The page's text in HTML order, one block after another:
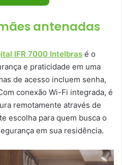
antenadas
IFR 7000 Intelbras é o
e praticidade em uma
de acesso incluem senha,
conexão Wi-Fi integrada, é
remotamente através de
escolha para quem busca o
em sua residência.